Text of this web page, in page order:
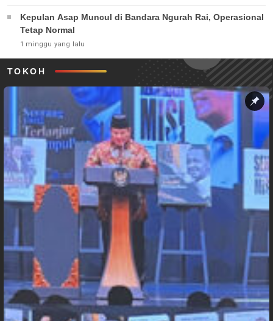
Kepulan Asap Muncul di Bandara Ngurah Rai, Operasional
Tetap Normal
1 minggu yang lalu
TOKOH